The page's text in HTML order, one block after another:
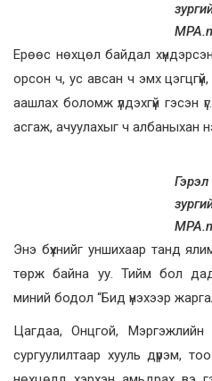
Ерөөс нөхцөл байдал
орсон ч, ус авсан ч эмх
аашлах боломж үлдэхгүй гэсэн
асгаж, ачуулахыг ч албаныхан
Гэрэл
Энэ бүхнийг уншихаар танд
төрж байна уу. Тийм бол
миний бодол “Бид үнэхээр
Цагдаа, Онцгой, Мэргэжлийн
сургуулилтаар хууль дүрэм, тоо